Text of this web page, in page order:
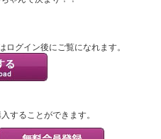
ログイン後にご覧になれます。
することができます。